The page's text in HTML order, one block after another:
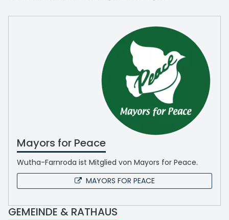
Mayors for Peace
Wutha-Farnroda ist Mitglied von Mayors for Peace.
MAYORS FOR PEACE
GEMEINDE & RATHAUS